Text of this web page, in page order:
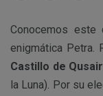
Conocemos este
enigmática Petra.
Castillo de
la Luna). Por su